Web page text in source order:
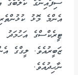
ސިފައިންގެ ކުލަބްގެ
އެންމެ މޮޅު
ޓީރެކްސްގެ އަހުމަދު
ޒަބީރުއެވެ. ލީގްގެ
ނާހިދުއެވެ.